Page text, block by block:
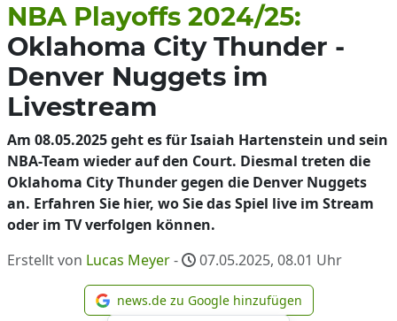
NBA Playoffs 2024/25:
Oklahoma City Thunder -
Denver Nuggets im
Livestream
Am 08.05.2025 geht es für Isaiah Hartenstein und sein
NBA-Team wieder auf den Court. Diesmal treten die
Oklahoma City Thunder gegen die Denver Nuggets
an. Erfahren Sie hier, wo Sie das Spiel live im Stream
oder im TV verfolgen können.
Erstellt von Lucas Meyer- 07.05.2025, 08.01 Uhr
news.de zu Google
news.de zu Google hinzufügen